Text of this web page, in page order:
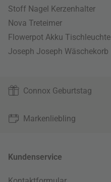
Stoff Nagel Kerzenhalter
Nova Treteimer
Flowerpot Akku Tischleuchte
Joseph Joseph Wäschekorb
Connox Geburtstag
Markenliebling
Kundenservice